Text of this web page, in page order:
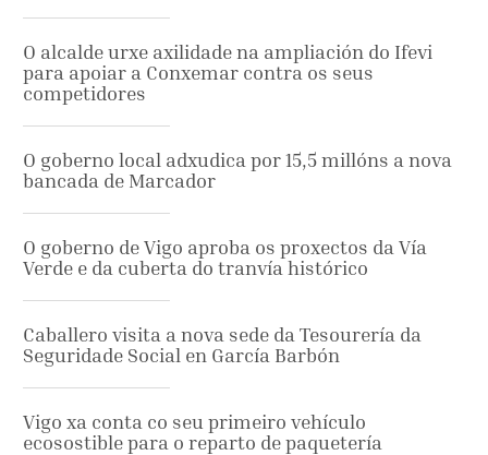
O alcalde urxe axilidade na ampliación do Ifevi
para apoiar a Conxemar contra os seus
competidores
O goberno local adxudica por 15,5 millóns a nova
bancada de Marcador
O goberno de Vigo aproba os proxectos da Vía
Verde e da cuberta do tranvía histórico
Caballero visita a nova sede da Tesourería da
Seguridade Social en García Barbón
Vigo xa conta co seu primeiro vehículo
ecosostible para o reparto de paquetería